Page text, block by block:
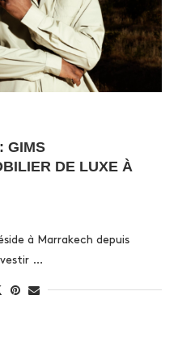
GIMS
DE LUXE À
à Marrakech depuis
…